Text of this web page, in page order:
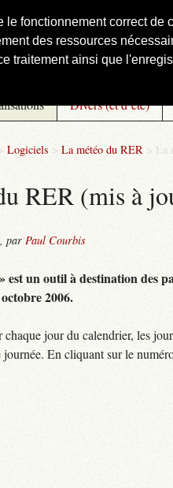
le fonctionnement correct
des ressources
traitement ainsi que
LE » Blog
Divers (et d’été)
Logiciels > La météo du RER > La
RER (mis à
, par Paul Courbis
est un outil à destination des
2006.
jour du calendrier, les
journée. En cliquant sur le